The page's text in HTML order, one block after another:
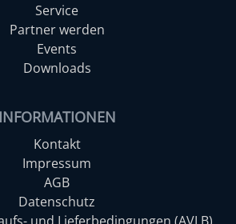
Service
Partner werden
Events
Downloads
INFORMATIONEN
Kontakt
Impressum
AGB
Datenschutz